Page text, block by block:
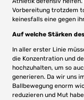
Vorbereitung trotzdem
keinesfalls eine gegen
Auf welche Stärken
In aller erster Linie
die Konzentration und
hochzuhalten, um so
generieren. Da wir uns
Ballbewegung enorm
reduzieren und Mut